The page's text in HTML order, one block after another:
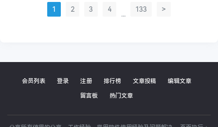
1 2 3 4
...
133 >
会员列表 登录 注册 排行榜 文章投稿 编辑文章
留言板 热门文章